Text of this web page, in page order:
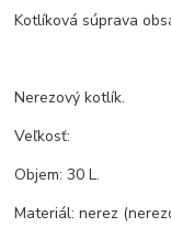
Kotlíková súprava
Nerezový kotlík.
Veľkosť:
Objem: 30 L.
Materiál: nerez